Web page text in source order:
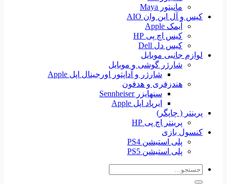
مانیتور Maya
کیس و آل این وان AIO
آیمک Apple
کیس اچ پی HP
کیس دل Dell
لوازم جانبی موبایل
شارژر گوشی و موبایل
شارژر و آداپتور اورجینال اپل Apple
هندزفری و هدفون
سنهایزر Sennheiser
ایرپاد اپل Apple
پرینتر ( چاپگر)
پرینتر اچ پی HP
کنسول بازی
پلی استیشن PS4
پلی استیشن PS5
جستجو